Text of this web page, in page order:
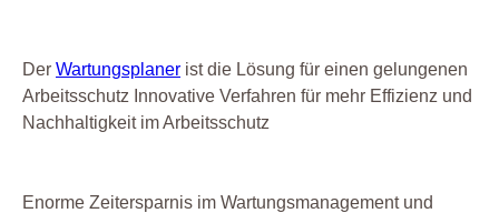
Der Wartungsplaner ist die Lösung für einen gelungenen
Arbeitsschutz Innovative Verfahren für mehr Effizienz und
Nachhaltigkeit im Arbeitsschutz
Enorme Zeitersparnis im Wartungsmanagement und